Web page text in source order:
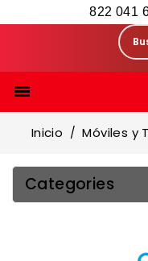
822 041

Inicio Móviles y
Categories